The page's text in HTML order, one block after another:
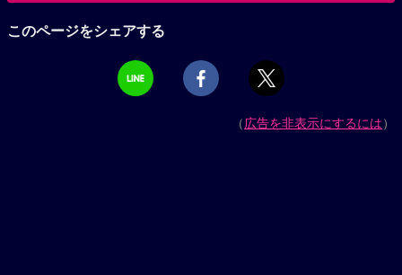
このページをシェアする
（広告を非表示にするには）